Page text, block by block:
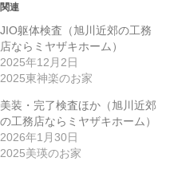
関連
JIO躯体検査（旭川近郊の工務
店ならミヤザキホーム）
2025年12月2日
2025東神楽のお家
美装・完了検査ほか（旭川近郊
の工務店ならミヤザキホーム）
2026年1月30日
2025美瑛のお家